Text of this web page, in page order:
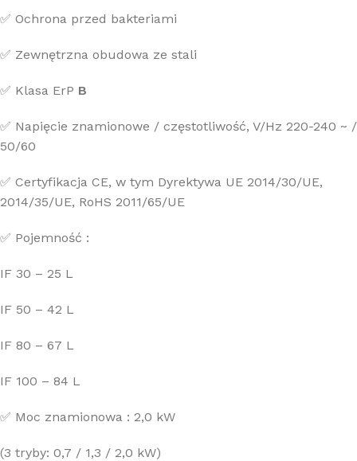
✅ Ochrona przed bakteriami
✅ Zewnętrzna obudowa ze stali
✅ Klasa ErP B
✅ Napięcie znamionowe / częstotliwość, V/Hz 220-240 ~ /
50/60
✅ Certyfikacja CE, w tym Dyrektywa UE 2014/30/UE,
2014/35/UE, RoHS 2011/65/UE
✅ Pojemność :
IF 30 – 25 L
IF 50 – 42 L
IF 80 – 67 L
IF 100 – 84 L
✅ Moc znamionowa : 2,0 kW
(3 tryby: 0,7 / 1,3 / 2,0 kW)